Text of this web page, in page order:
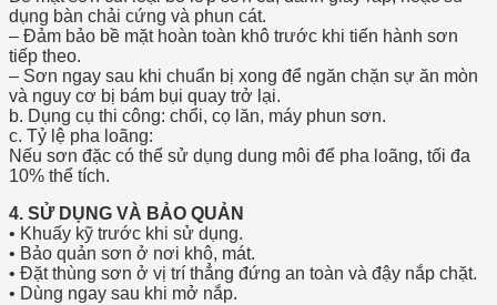
dụng bàn chải cứng và phun cát.
– Đảm bảo bề mặt hoàn toàn khô trước khi tiến hành sơn
tiếp theo.
– Sơn ngay sau khi chuẩn bị xong để ngăn chặn sự ăn mòn
và nguy cơ bị bám bụi quay trở lại.
b. Dụng cụ thi công: chổi, cọ lăn, máy phun sơn.
c. Tỷ lệ pha loãng:
Nếu sơn đặc có thể sử dụng dung môi để pha loãng, tối đa
10% thể tích.
4. SỬ DỤNG VÀ BẢO QUẢN
• Khuấy kỹ trước khi sử dụng.
• Bảo quản sơn ở nơi khô, mát.
• Đặt thùng sơn ở vị trí thẳng đứng an toàn và đậy nắp chặt.
• Dùng ngay sau khi mở nắp.